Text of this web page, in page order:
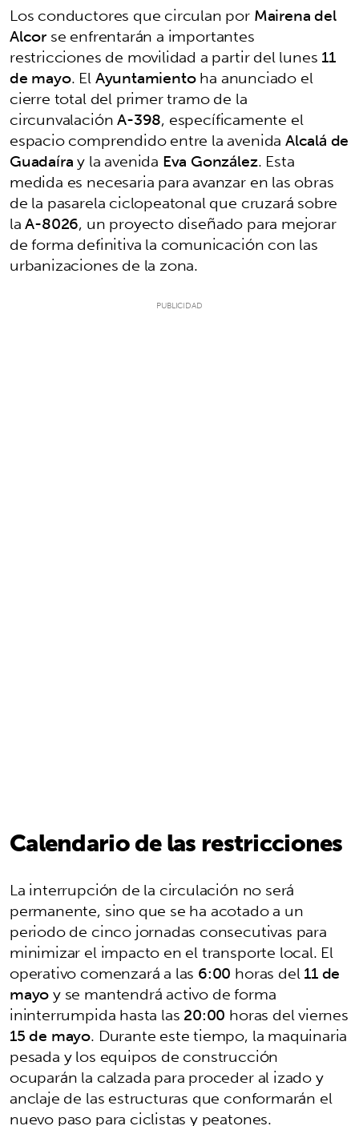
Los conductores que circulan porMairena del
Alcorse enfrentarán a importantes
restricciones de movilidad a partir del lunes11
de mayo. ElAyuntamientoha anunciado el
cierre total del primer tramo de la
circunvalaciónA-398, específicamente el
espacio comprendido entre la avenidaAlcalá de
Guadaíray la avenida Eva González. Esta
medida es necesaria para avanzar en las obras
de la pasarela ciclopeatonal que cruzará sobre
laA-8026, un proyecto diseñado para mejorar
de forma definitiva la comunicación con las
urbanizaciones de la zona.
Calendario de las restricciones
La interrupción de la circulación no será
permanente, sino que se ha acotado a un
periodo de cinco jornadas consecutivas para
minimizar el impacto en el transporte local. El
operativo comenzará a las 6:00 horas del11 de
mayoy se mantendrá activo de forma
ininterrumpida hasta las20:00 horas del viernes
15 de mayo. Durante este tiempo, la maquinaria
pesada y los equipos de construcción
ocuparán la calzada para proceder al izado y
anclaje de las estructuras que conformarán el
nuevo paso para ciclistas y peatones.